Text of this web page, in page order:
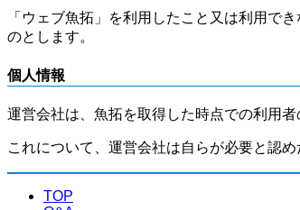
「ウェブ魚拓」を利用したこと又は利用で
のとします。
個人情報
運営会社は、魚拓を取得した時点での利用者
これについて、運営会社は自らが必要と認
TOP